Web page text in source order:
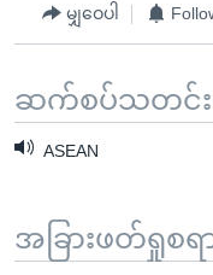
မျှဝေပါ
ဆက်စပ်သတင်းမ
ASEAN
အခြားဖတ်ရှုစရာ